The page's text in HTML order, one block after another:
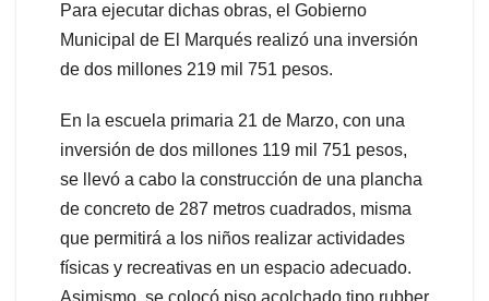
Para ejecutar dichas obras, el Gobierno
Municipal de El Marqués realizó una inversión
de dos millones 219 mil 751 pesos.
En la escuela primaria 21 de Marzo, con una
inversión de dos millones 119 mil 751 pesos,
se llevó a cabo la construcción de una plancha
de concreto de 287 metros cuadrados, misma
que permitirá a los niños realizar actividades
físicas y recreativas en un espacio adecuado.
Asimismo, se colocó piso acolchado tipo rubber